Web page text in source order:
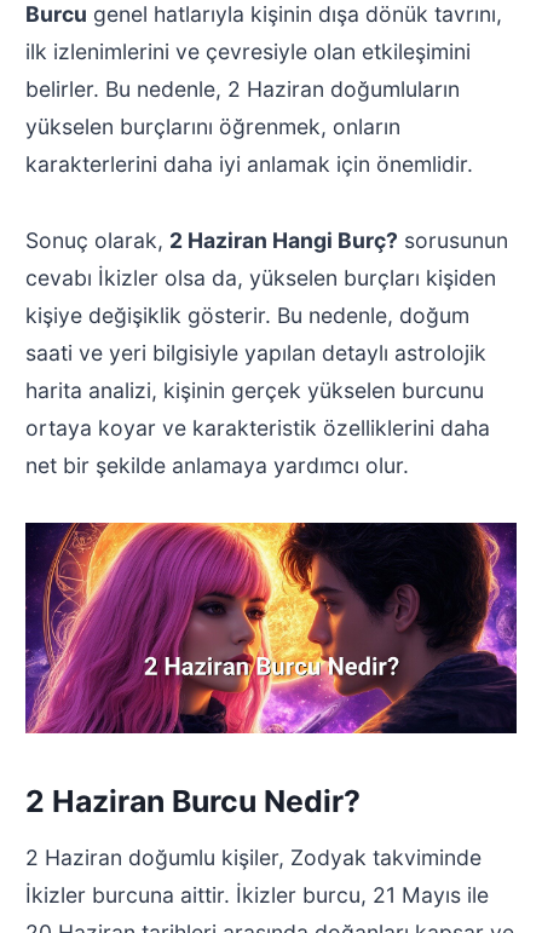
Burcu genel hatlarıyla kişinin dışa dönük tavrını,
ilk izlenimlerini ve çevresiyle olan etkileşimini
belirler. Bu nedenle, 2 Haziran doğumluların
yükselen burçlarını öğrenmek, onların
karakterlerini daha iyi anlamak için önemlidir.
Sonuç olarak, 2 Haziran Hangi Burç? sorusunun
cevabı İkizler olsa da, yükselen burçları kişiden
kişiye değişiklik gösterir. Bu nedenle, doğum
saati ve yeri bilgisiyle yapılan detaylı astrolojik
harita analizi, kişinin gerçek yükselen burcunu
ortaya koyar ve karakteristik özelliklerini daha
net bir şekilde anlamaya yardımcı olur.
2 Haziran Burcu Nedir?
2 Haziran doğumlu kişiler, Zodyak takviminde
İkizler burcuna aittir. İkizler burcu, 21 Mayıs ile